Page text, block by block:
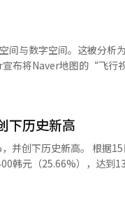
绿色能源，开始多元化其
份，以确保电池核心矿物
核心地
链的产业集团。 半导体业务也
务结构中转型，扩展到汽
智能半导体和高性能半导
能力的选择性扩展战略，
级后，韩国LCC行业累计
空则面向全体员工开放5
10月初。 航空运力收缩正在
提前规划旅游产品，也频
温。以韩亚航空为例，4
倍。业内人士表示，机票
分热门目的地预订增速已
压力上升背景下，消费者
间与数字空间。这被分析
室综合运动场、国会大
和釜山BEXCO等10个地
，使用情况也持续增长。 此
”数据之上。Naver Labs
，Naver还在应用高
下历史新高
根据15日韩国交易所
韩元（25.66%），达到